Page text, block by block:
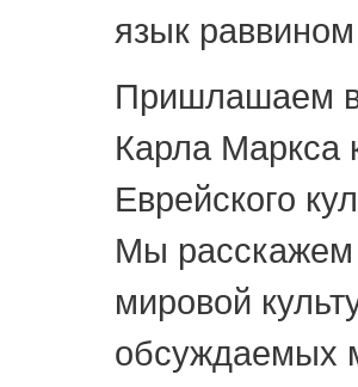
язык
Пришлашаем
Карла Маркса
Еврейского
Мы расскажем
мировой
обсуждаемых